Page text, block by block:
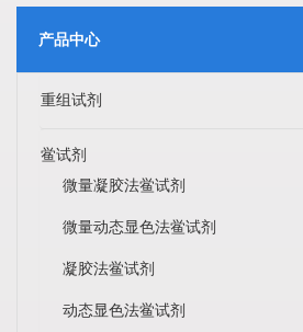
产品中心
重组试剂
鲎试剂
微量凝胶法鲎试剂
微量动态显色法鲎试剂
凝胶法鲎试剂
动态显色法鲎试剂